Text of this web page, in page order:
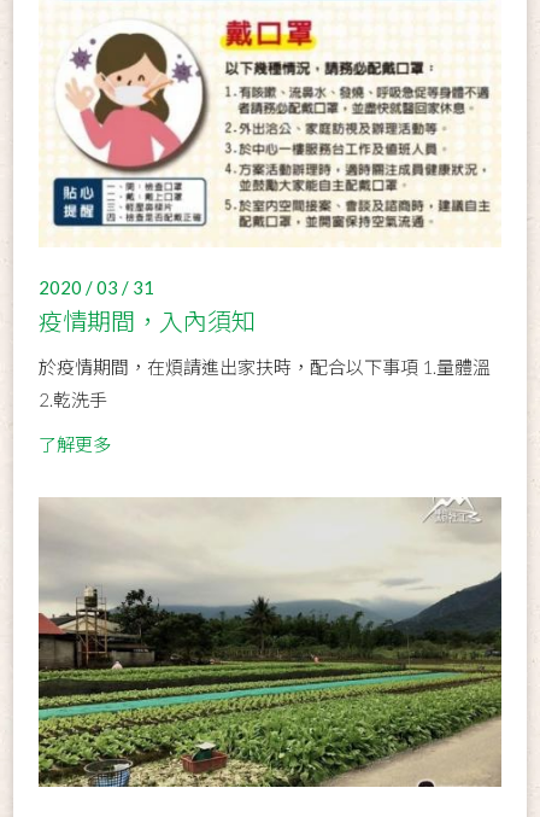
2020 / 03 / 31
疫情期間，入內須知
於疫情期間，在煩請進出家扶時，配合以下事項 1.量體溫
2.乾洗手
了解更多